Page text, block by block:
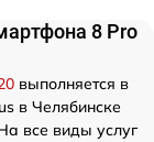
8 Pro
выполняется в
в Челябинске
все виды услуг